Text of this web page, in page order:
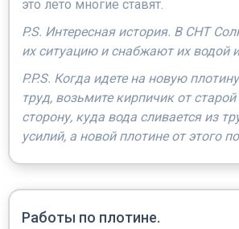
это лето многие ставят.
P.S. Интересная история. В СНТ
их ситуацию и снабжают их водой
P.P.S. Когда идете на новую
труд, возьмите кирпичик от
сторону, куда вода сливается из
усилий, а новой плотине от этого
Работы по плотине.